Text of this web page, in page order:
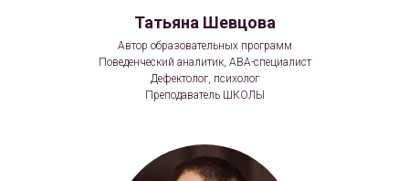
Татьяна Шевцова
Автор образовательных программ
Поведенческий аналитик, АВА-специалист
Дефектолог, психолог
Преподаватель ШКОЛЫ